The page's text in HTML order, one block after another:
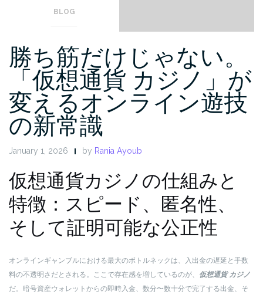
BLOG
勝ち筋だけじゃない。
「仮想通貨 カジノ」が
変えるオンライン遊技
の新常識
January 1, 2026 by Rania Ayoub
仮想通貨カジノの仕組みと
特徴：スピード、匿名性、
そして証明可能な公正性
オンラインギャンブルにおける最大のボトルネックは、入出金の遅延と手数
料の不透明さだとされる。ここで存在感を増しているのが、 仮想通貨 カジノ
だ。暗号資産ウォレットからの即時入金、数分〜数十分で完了する出金、そ